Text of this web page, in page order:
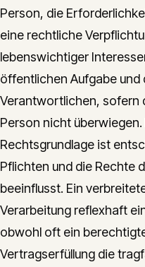
Person, die
eine rechtliche
lebenswichtiger
öffentlichen Aufgabe
Verantwortlichen, sofern
Person nicht
Rechtsgrundlage ist
Pflichten und die Rechte
beeinflusst. Ein
Verarbeitung reflexhaft
obwohl oft ein
Vertragserfüllung die